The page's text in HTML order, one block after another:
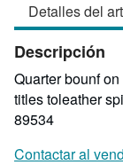
Detalles del
Descripción
Quarter bounf
titles toleather
89534
Contactar al